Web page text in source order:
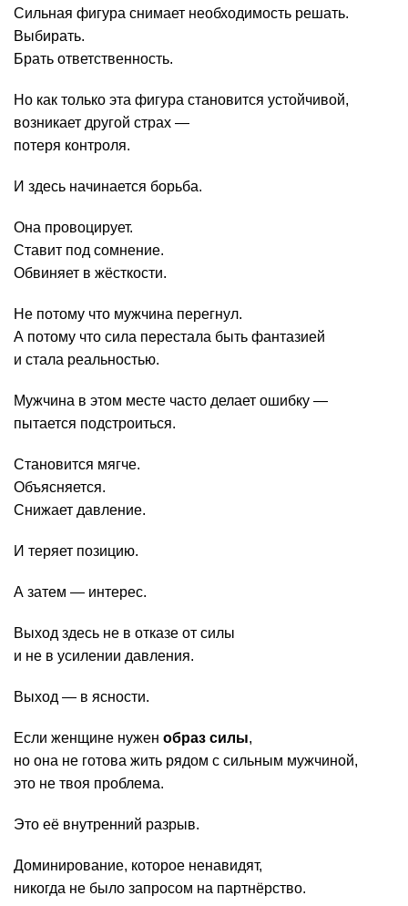
Сильная фигура снимает необходимость решать.
Выбирать.
Брать ответственность.
Но как только эта фигура становится устойчивой,
возникает другой страх —
потеря контроля.
И здесь начинается борьба.
Она провоцирует.
Ставит под сомнение.
Обвиняет в жёсткости.
Не потому что мужчина перегнул.
А потому что сила перестала быть фантазией
и стала реальностью.
Мужчина в этом месте часто делает ошибку —
пытается подстроиться.
Становится мягче.
Объясняется.
Снижает давление.
И теряет позицию.
А затем — интерес.
Выход здесь не в отказе от силы
и не в усилении давления.
Выход — в ясности.
Если женщине нужен образ силы,
но она не готова жить рядом с сильным мужчиной,
это не твоя проблема.
Это её внутренний разрыв.
Доминирование, которое ненавидят,
никогда не было запросом на партнёрство.